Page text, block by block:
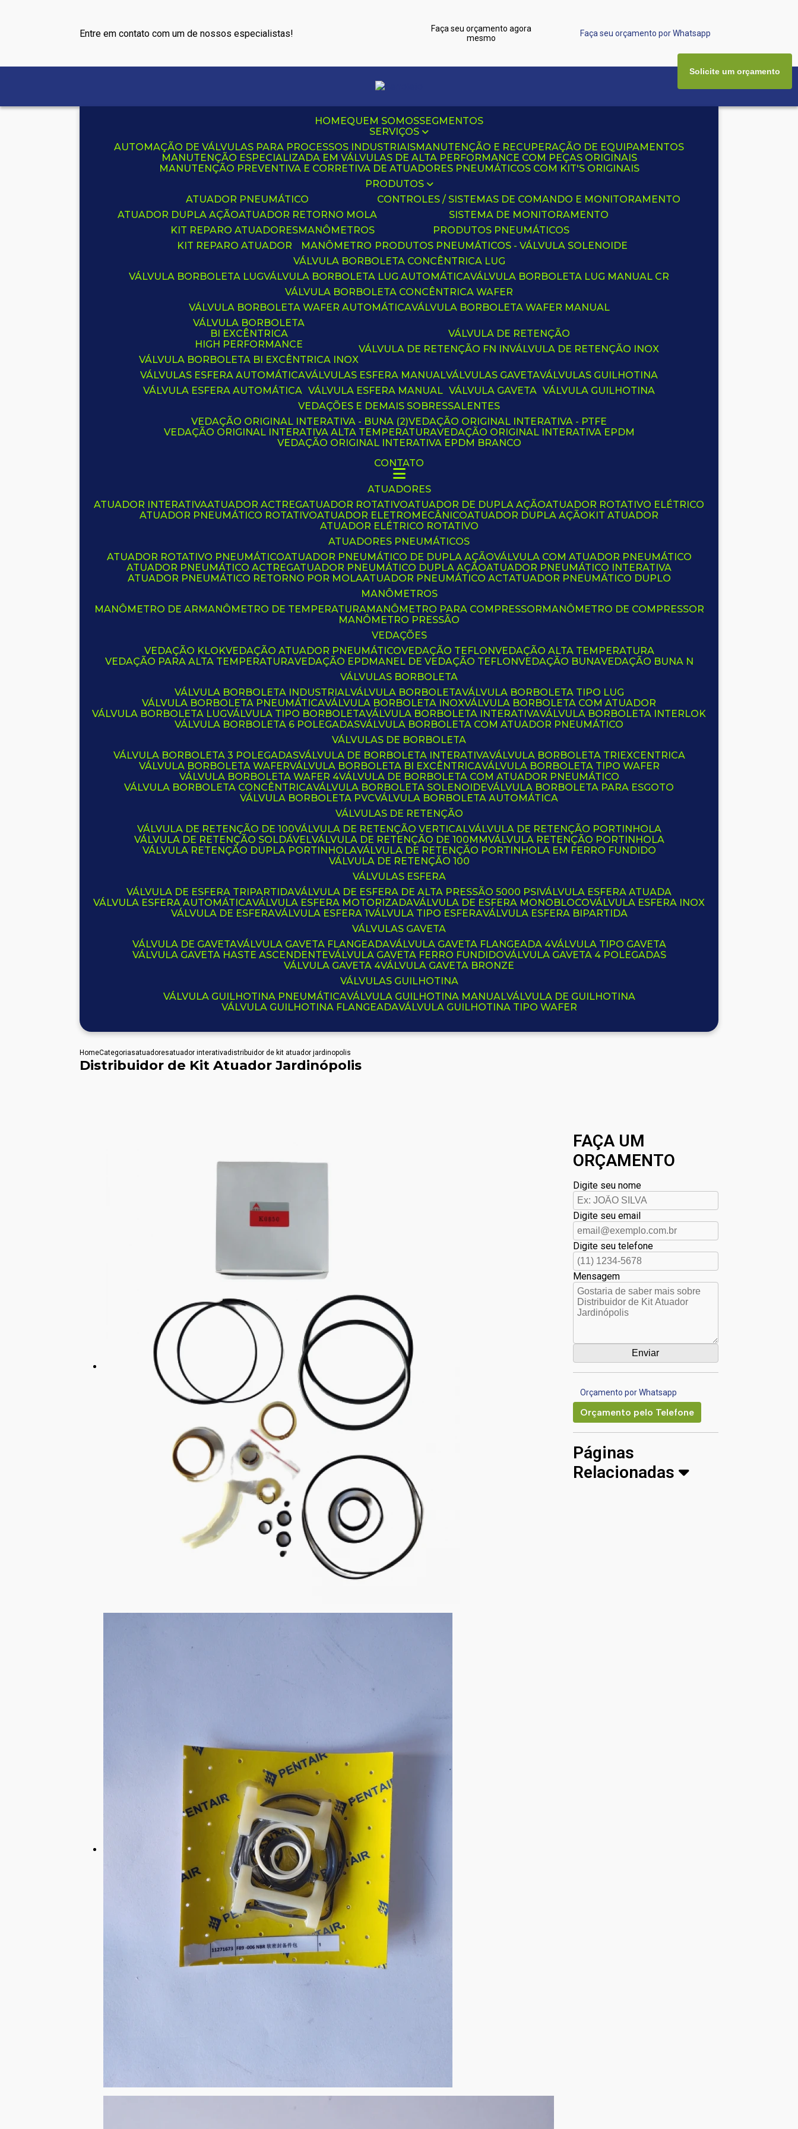
Entre em contato com um de nossos especialistas!
Faça seu orçamento agora
mesmo
Faça seu orçamento por Whatsapp
HOME QUEM SOMOS
SEGMENTOS
SERVIÇOS
AUTOMAÇÃO DE VÁLVULAS PARA PROCESSOS INDUSTRIAIS
MANUTENÇÃO E RECUPERAÇÃO DE EQUIPAMENTOS
MANUTENÇÃO ESPECIALIZADA EM VÁLVULAS DE ALTA PERFORMANCE COM PEÇAS ORIGINAIS
MANUTENÇÃO PREVENTIVA E CORRETIVA DE ATUADORES PNEUMÁTICOS COM KIT'S ORIGINAIS
PRODUTOS
ATUADOR PNEUMÁTICO
ATUADOR DUPLA AÇÃO
ATUADOR RETORNO MOLA
CONTROLES / SISTEMAS DE COMANDO E MONITORAMENTO
SISTEMA DE MONITORAMENTO
KIT REPARO ATUADORES
KIT REPARO ATUADOR
MANÔMETROS
MANÔMETRO
PRODUTOS PNEUMÁTICOS
PRODUTOS PNEUMÁTICOS - VÁLVULA SOLENOIDE
VÁLVULA BORBOLETA CONCÊNTRICA LUG
VÁLVULA BORBOLETA LUG VÁLVULA BORBOLETA LUG AUTOMÁTICA VÁLVULA BORBOLETA LUG MANUAL CR
VÁLVULA BORBOLETA CONCÊNTRICA WAFER
VÁLVULA BORBOLETA WAFER AUTOMÁTICA VÁLVULA BORBOLETA WAFER MANUAL
VÁLVULA BORBOLETA
BI EXCÊNTRICA
HIGH PERFORMANCE
VÁLVULA BORBOLETA BI EXCÊNTRICA INOX
VÁLVULA DE RETENÇÃO
VÁLVULA DE RETENÇÃO FN IN VÁLVULA DE RETENÇÃO INOX
VÁLVULAS ESFERA AUTOMÁTICA
VÁLVULA ESFERA AUTOMÁTICA
VÁLVULAS ESFERA MANUAL
VÁLVULA ESFERA MANUAL
VÁLVULAS GAVETA
VÁLVULA GAVETA
VÁLVULAS GUILHOTINA
VÁLVULA GUILHOTINA
VEDAÇÕES E DEMAIS SOBRESSALENTES
VEDAÇÃO ORIGINAL INTERATIVA - BUNA (2)
VEDAÇÃO ORIGINAL INTERATIVA - PTFE
VEDAÇÃO ORIGINAL INTERATIVA ALTA TEMPERATURA VEDAÇÃO ORIGINAL INTERATIVA EPDM
VEDAÇÃO ORIGINAL INTERATIVA EPDM BRANCO
CONTATO
ATUADORES
ATUADOR INTERATIVA ATUADOR ACTREG ATUADOR ROTATIVO ATUADOR DE DUPLA AÇÃO
ATUADOR ROTATIVO ELÉTRICO
ATUADOR PNEUMÁTICO ROTATIVO
ATUADOR ELETROMECÂNICO ATUADOR DUPLA AÇÃO
KIT ATUADOR
ATUADOR ELÉTRICO ROTATIVO
ATUADORES PNEUMÁTICOS
ATUADOR ROTATIVO PNEUMÁTICO
ATUADOR PNEUMÁTICO DE DUPLA AÇÃO VÁLVULA COM ATUADOR PNEUMÁTICO
ATUADOR PNEUMÁTICO ACTREG
ATUADOR PNEUMÁTICO DUPLA AÇÃO
ATUADOR PNEUMÁTICO INTERATIVA
ATUADOR PNEUMÁTICO RETORNO POR MOLA ATUADOR PNEUMÁTICO ACT
ATUADOR PNEUMÁTICO DUPLO
MANÔMETROS
MANÔMETRO DE AR
MANÔMETRO DE TEMPERATURA MANÔMETRO PARA COMPRESSOR
MANÔMETRO DE COMPRESSOR
MANÔMETRO PRESSÃO
VEDAÇÕES
VEDAÇÃO KLOK VEDAÇÃO ATUADOR PNEUMÁTICO VEDAÇÃO TEFLON
VEDAÇÃO ALTA TEMPERATURA
VEDAÇÃO PARA ALTA TEMPERATURA VEDAÇÃO EPDM ANEL DE VEDAÇÃO TEFLON VEDAÇÃO BUNA VEDAÇÃO BUNA N
VÁLVULAS BORBOLETA
VÁLVULA BORBOLETA INDUSTRIAL VÁLVULA BORBOLETA VÁLVULA BORBOLETA TIPO LUG
VÁLVULA BORBOLETA PNEUMÁTICA VÁLVULA BORBOLETA INOX VÁLVULA BORBOLETA COM ATUADOR
VÁLVULA BORBOLETA LUG VÁLVULA TIPO BORBOLETA VÁLVULA BORBOLETA INTERATIVA VÁLVULA BORBOLETA INTERLOK
VÁLVULA BORBOLETA 6 POLEGADAS VÁLVULA BORBOLETA COM ATUADOR PNEUMÁTICO
VÁLVULAS DE BORBOLETA
VÁLVULA BORBOLETA 3 POLEGADAS VÁLVULA DE BORBOLETA INTERATIVA VÁLVULA BORBOLETA TRIEXCENTRICA
VÁLVULA BORBOLETA WAFER VÁLVULA BORBOLETA BI EXCÊNTRICA VÁLVULA BORBOLETA TIPO WAFER
VÁLVULA BORBOLETA WAFER 4 VÁLVULA DE BORBOLETA COM ATUADOR PNEUMÁTICO
VÁLVULA BORBOLETA CONCÊNTRICA VÁLVULA BORBOLETA SOLENOIDE VÁLVULA BORBOLETA PARA ESGOTO
VÁLVULA BORBOLETA PVC VÁLVULA BORBOLETA AUTOMÁTICA
VÁLVULAS DE RETENÇÃO
VÁLVULA DE RETENÇÃO DE 100 VÁLVULA DE RETENÇÃO VERTICAL VÁLVULA DE RETENÇÃO PORTINHOLA
VÁLVULA DE RETENÇÃO SOLDÁVEL VÁLVULA DE RETENÇÃO DE 100MM
VÁLVULA RETENÇÃO PORTINHOLA
VÁLVULA RETENÇÃO DUPLA PORTINHOLA VÁLVULA DE RETENÇÃO PORTINHOLA EM FERRO FUNDIDO
VÁLVULA DE RETENÇÃO 100
VÁLVULAS ESFERA
VÁLVULA DE ESFERA TRIPARTIDA VÁLVULA DE ESFERA DE ALTA PRESSÃO 5000 PSI VÁLVULA ESFERA ATUADA
VÁLVULA ESFERA AUTOMÁTICA VÁLVULA ESFERA MOTORIZADA VÁLVULA DE ESFERA MONOBLOCO VÁLVULA ESFERA INOX
VÁLVULA DE ESFERA VÁLVULA ESFERA 1 VÁLVULA TIPO ESFERA VÁLVULA ESFERA BIPARTIDA
VÁLVULAS GAVETA
VÁLVULA DE GAVETA VÁLVULA GAVETA FLANGEADA VÁLVULA GAVETA FLANGEADA 4 VÁLVULA TIPO GAVETA
VÁLVULA GAVETA HASTE ASCENDENTE VÁLVULA GAVETA FERRO FUNDIDO VÁLVULA GAVETA 4 POLEGADAS
VÁLVULA GAVETA 4 VÁLVULA GAVETA BRONZE
VÁLVULAS GUILHOTINA
VÁLVULA GUILHOTINA PNEUMÁTICA VÁLVULA GUILHOTINA MANUAL VÁLVULA DE GUILHOTINA
VÁLVULA GUILHOTINA FLANGEADA VÁLVULA GUILHOTINA TIPO WAFER
Solicite um orçamento
HomeCategoriasatuadoresatuador interativadistribuidor de kit atuador jardinopolis
Distribuidor de Kit Atuador Jardinópolis
FAÇA UM
ORÇAMENTO
Digite seu nome
Digite seu email
Digite seu telefone
Mensagem
Orçamento por Whatsapp
Orçamento pelo Telefone
Páginas
Relacionadas